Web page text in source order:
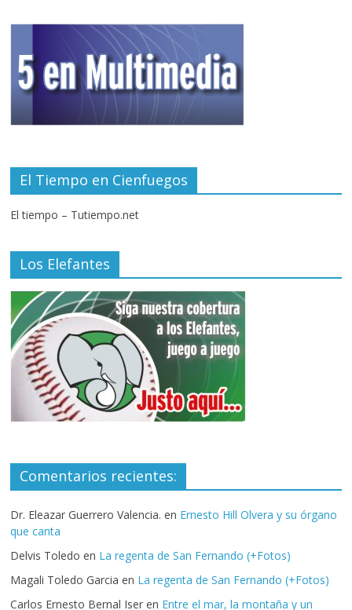
El Tiempo en Cienfuegos
El tiempo – Tutiempo.net
Los Elefantes
Comentarios recientes:
Dr. Eleazar Guerrero Valencia. en Ernesto Hill Olvera y su órgano
que canta
Delvis Toledo en La regenta de San Fernando (+Fotos)
Magali Toledo Garcia en La regenta de San Fernando (+Fotos)
Carlos Ernesto Bernal Iser en Entre el mar, la montaña y un